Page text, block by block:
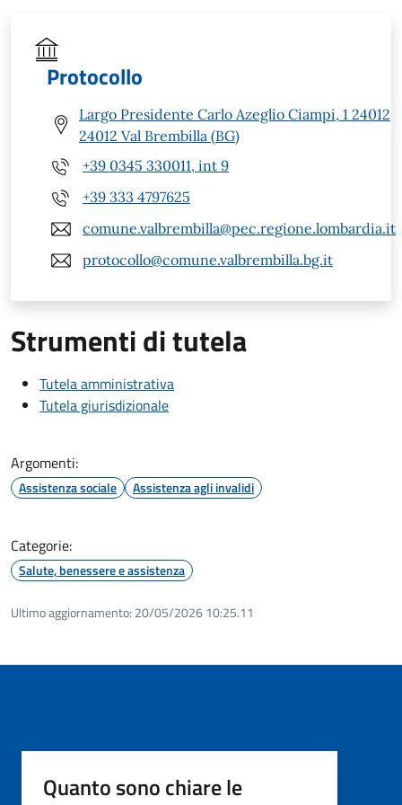
Protocollo
Largo Presidente Carlo Azeglio Ciampi, 1 24012
24012 Val Brembilla (BG)
+39 0345 330011, int 9
+39 333 4797625
comune.valbrembilla@pec.regione.lombardia.it
protocollo@comune.valbrembilla.bg.it
Strumenti di tutela
Tutela amministrativa
Tutela giurisdizionale
Argomenti:
Assistenza sociale Assistenza agli invalidi
Categorie:
Salute, benessere e assistenza
Ultimo aggiornamento: 20/05/2026 10:25.11
Quanto sono chiare le